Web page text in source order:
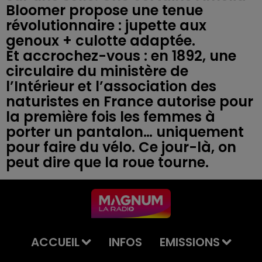
Bloomer propose une tenue
révolutionnaire : jupette aux
genoux + culotte adaptée.
Et accrochez-vous : en 1892, une
circulaire du ministère de
l’Intérieur et l’association des
naturistes en France autorise pour
la première fois les femmes à
porter un pantalon… uniquement
pour faire du vélo. Ce jour-là, on
ACCUEIL INFOS EMISSIONS